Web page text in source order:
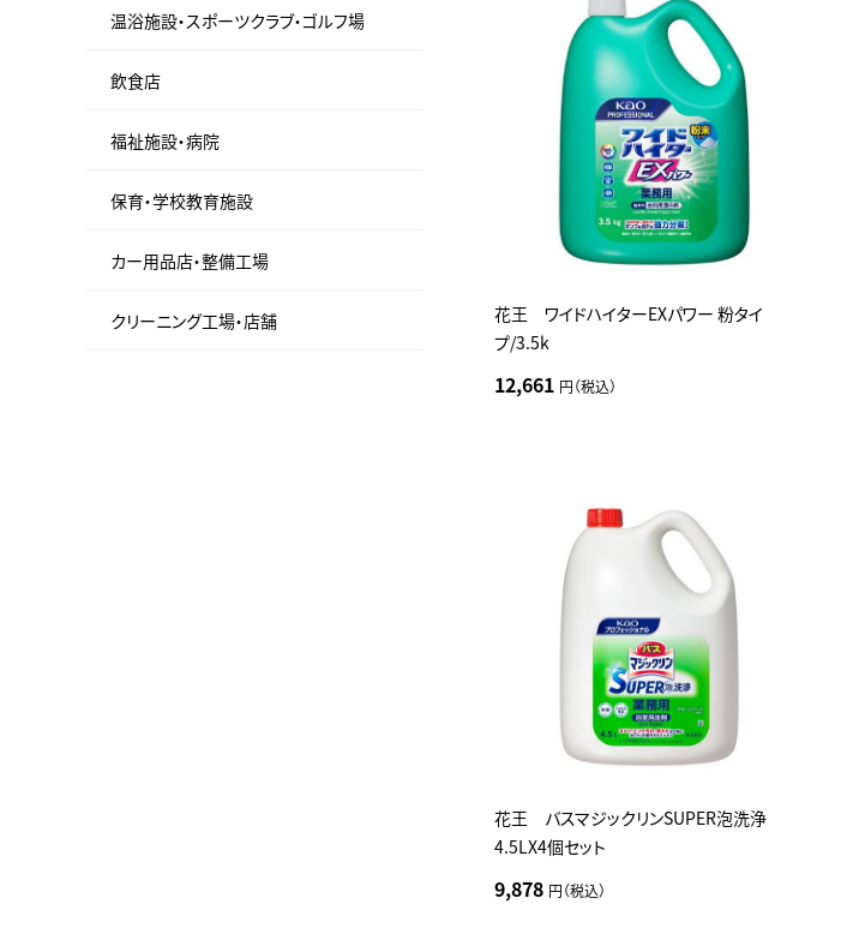
温浴施設・スポーツクラブ・ゴルフ場
飲食店
福祉施設・病院
保育・学校教育施設
カー用品店・整備工場
クリーニング工場・店舗
花王 ワイドハイターEXパワー 粉タイ
プ/3.5k
12,661 円（税込）
花王 バスマジックリンSUPER泡洗浄
4.5LX4個セット
9,878 円（税込）